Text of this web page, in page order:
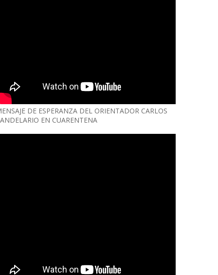
DE ESPERANZA DEL ORIENTADOR CARLOS
EN CUARENTENA